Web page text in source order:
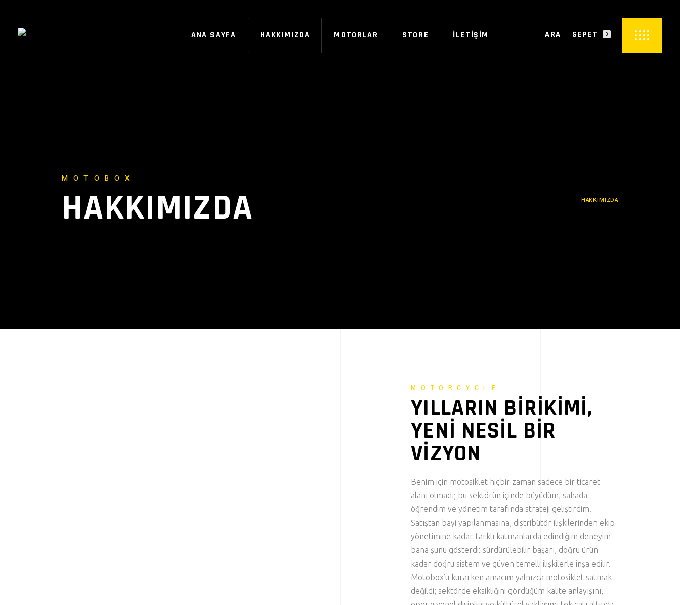
ANA SAYFA HAKKIMIZDA MOTORLAR STORE İLETIŞIM SEPET 0
MOTOBOX
HAKKIMIZDA HAKKIMIZDA
MOTORCYCLE
YILLARIN BIRIKIMI,
YENI NESIL BIR
VIZYON
Benim için motosiklet hiçbir zaman sadece bir ticaret
alanı olmadı; bu sektörün içinde büyüdüm, sahada
öğrendim ve yönetim tarafında strateji geliştirdim.
Satıştan bayi yapılanmasına, distribütör ilişkilerinden ekip
yönetimine kadar farklı katmanlarda edindiğim deneyim
bana şunu gösterdi: sürdürülebilir başarı, doğru ürün
kadar doğru sistem ve güven temelli ilişkilerle inşa edilir.
Motobox’u kurarken amacım yalnızca motosiklet satmak
değildi; sektörde eksikliğini gördüğüm kalite anlayışını,